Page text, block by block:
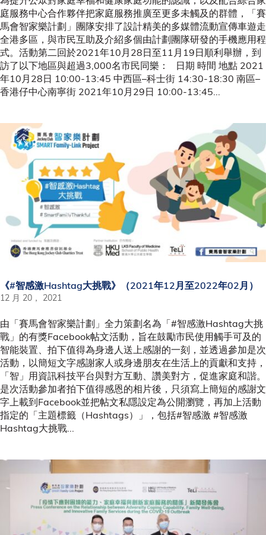
庭服務中心合作夥伴把家庭服務推廣至更多未觸及的群體，「賽
馬會智家樂計劃」團隊安排了設計精美的多媒體流動宣傳車遊走
全港多區，與市民互助及介紹多個由計劃團隊研發的手機應用程
式。活動第二回於2021年10月28日至11月19日順利舉辦，到
訪了以下地區與超過3,000名市民同樂： 日期 時間 地點 2021
年10月28日 10:00-13:45 中西區–科士街 14:30-18:30 南區–
香港仔中心南寧街 2021年10月29日 10:00-13:45...
《#智感激Hashtag大挑戰》（2021年12月至2022年02月）
12 月 20， 2021
由「賽馬會智家樂計劃」全力策劃名為「#智感激Hashtag大挑
戰」的有獎Facebook帖文活動，旨在鼓勵市民使用觸手可及的
智能裝置、拍下值得為身邊人送上感謝的一刻，並透過參加是次
活動，以簡短文字感謝家人或身邊朋友在生活上的貢獻和支持，
「智」用資訊科技平台與對方互動、讚美對方，促進家庭和諧。
是次活動參加者拍下值得感恩的相片後，只須寫上簡短的感謝文
字上載到Facebook並把帖文私隱設定為公開瀏覽，再加上活動
指定的「主題標籤（Hashtags）」，包括#智感激 #智感激
Hashtag大挑戰...